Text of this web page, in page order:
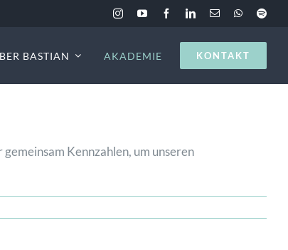
BASTIAN AKADEMIE KONTAKT
Kennzahlen, um unseren